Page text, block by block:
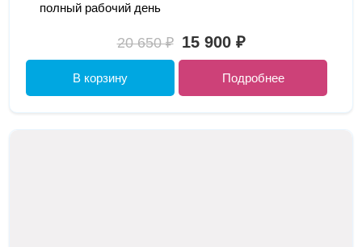
полный рабочий день
20 650 ₽ 15 900 ₽
В корзину Подробнее